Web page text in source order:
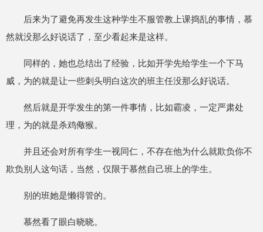
后来为了避免再发生这种学生不服管教上课捣乱的事情，慕
然就没那么好说话了，至少看起来是这样。
同样的，她也总结出了经验，比如开学先给学生一个下马
威，为的就是让一些刺头明白这次的班主任没那么好说话。
然后就是开学发生的第一件事情，比如霸凌，一定严肃处
理，为的就是杀鸡儆猴。
并且还会对所有学生一视同仁，不存在他为什么就欺负你不
欺负别人这句话，当然，仅限于慕然自己班上的学生。
别的班她是懒得管的。
慕然看了眼白晓晓。